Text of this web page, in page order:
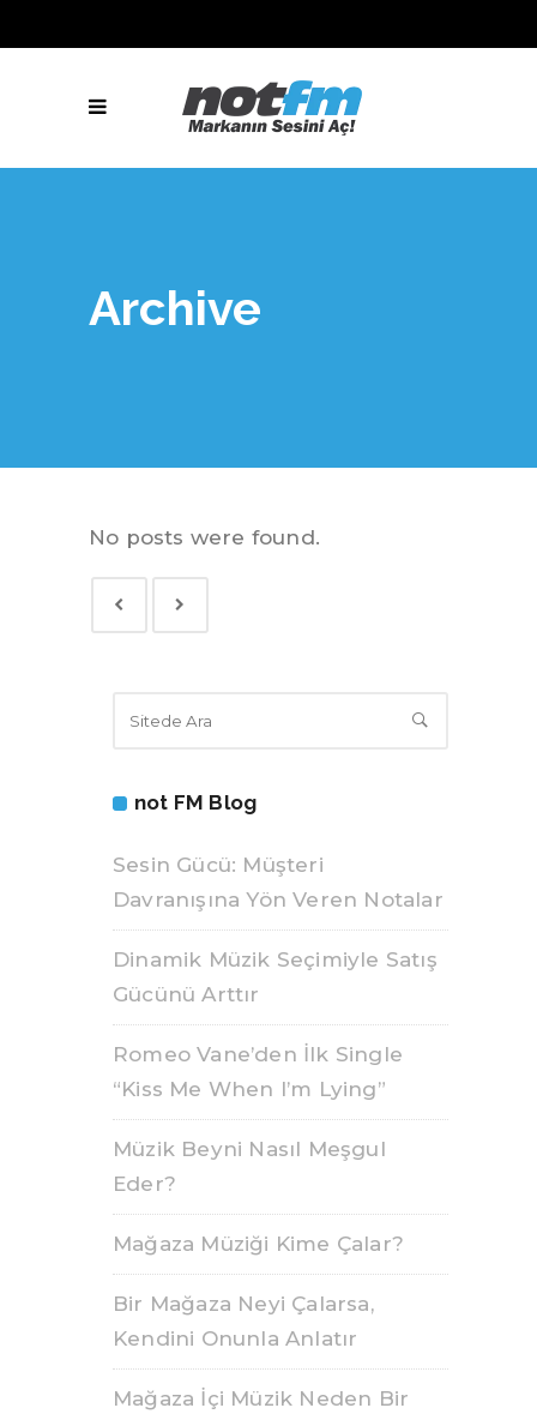
Archive
No posts were found.
not FM Blog
Sesin Gücü: Müşteri
Davranışına Yön Veren Notalar
Dinamik Müzik Seçimiyle Satış
Gücünü Arttır
Romeo Vane’den İlk Single
“Kiss Me When I’m Lying”
Müzik Beyni Nasıl Meşgul
Eder?
Mağaza Müziği Kime Çalar?
Bir Mağaza Neyi Çalarsa,
Kendini Onunla Anlatır
Mağaza İçi Müzik Neden Bir